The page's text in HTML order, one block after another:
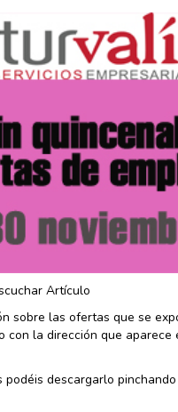
Artículo
sobre las ofertas que se
con la dirección que aparece
descargarlo